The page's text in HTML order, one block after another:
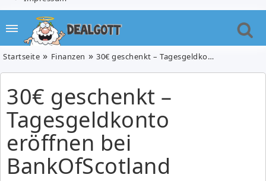
Startseite Finanzen 30€ geschenkt – Tagesgeldkonto eröffnen bei BankOfScotland
30€ geschenkt –
Tagesgeldkonto
eröffnen bei
BankOfScotland